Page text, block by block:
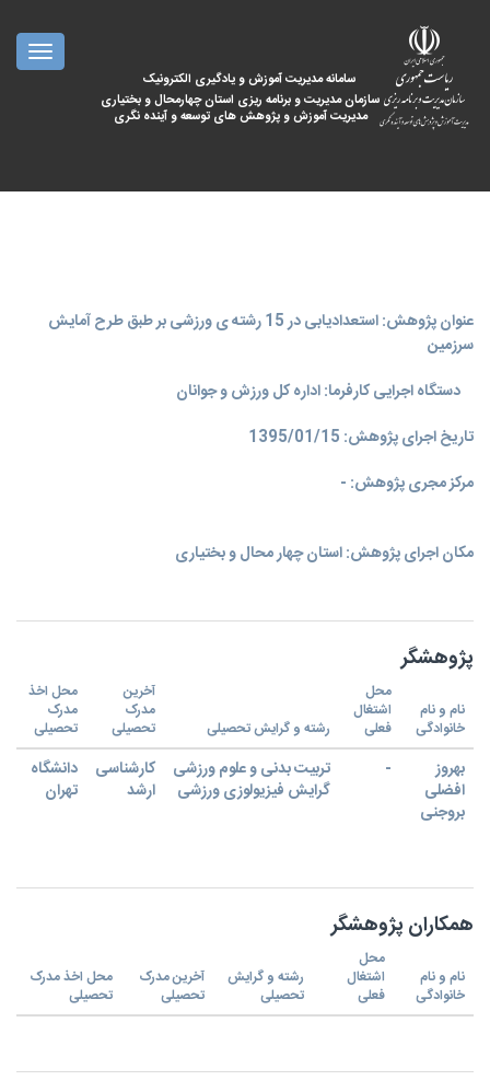
سامانه مدیریت آموزش و یادگیری الکترونیک
سازمان مدیریت و برنامه ریزی استان چهارمحال و بختیاری
مدیریت آموزش و پژوهش های توسعه و آینده نگری
عنوان پژوهش: استعدادیابی در 15 رشته ی ورزشی بر طبق طرح آمایش
سرزمین
دستگاه اجرایی کارفرما: اداره کل ورزش و جوانان
تاریخ اجرای پژوهش: 1395/01/15
مرکز مجری پژوهش: -
مکان اجرای پژوهش: استان چهار محال و بختیاری
پژوهشگر
نام و نام
خانوادگی
محل
اشتغال
فعلی
رشته و گرایش تحصیلی
آخرین
مدرک
تحصیلی
محل اخذ
مدرک
تحصیلی
بهروز
افضلی
بروجنی
-
تربیت بدنی و علوم ورزشی
گرایش فیزیولوزی ورزشی
کارشناسی
ارشد
دانشگاه
تهران
همکاران پژوهشگر
نام و نام
خانوادگی
محل
اشتغال
فعلی
رشته و گرایش
تحصیلی
آخرین مدرک
تحصیلی
محل اخذ مدرک
تحصیلی